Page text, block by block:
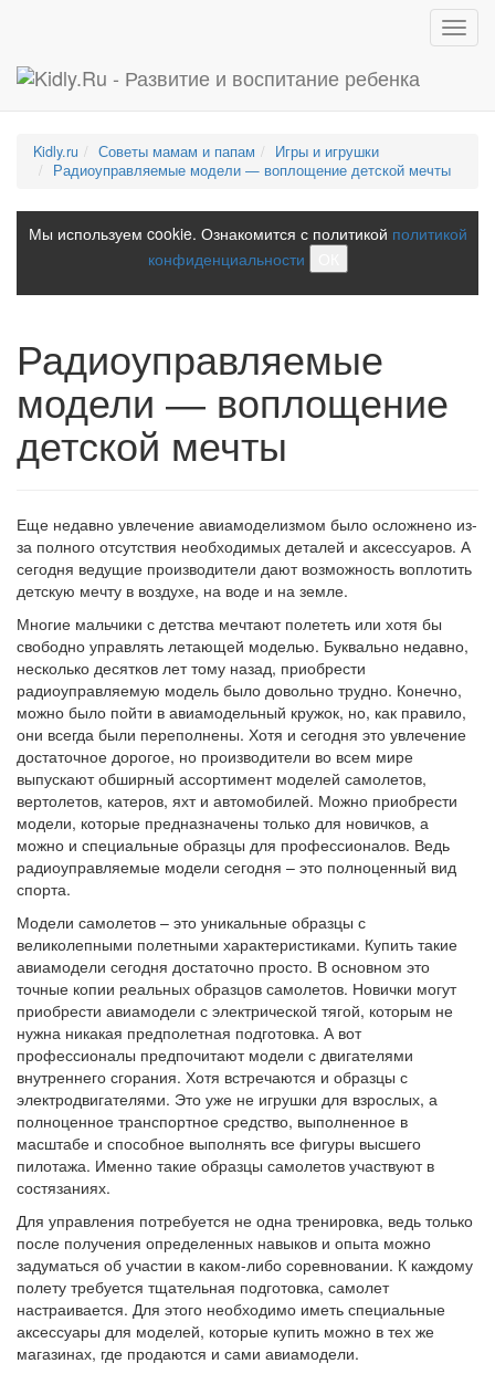
Kidly.ru Советы мамам и папам
Игры и игрушки
Радиоуправляемые модели — воплощение детской мечты
Мы используем cookie. Ознакомится с политикой политикой
конфиденциальности
Радиоуправляемые
модели — воплощение
детской мечты
Еще недавно увлечение авиамоделизмом было осложнено из-
за полного отсутствия необходимых деталей и аксессуаров. А
сегодня ведущие производители дают возможность воплотить
детскую мечту в воздухе, на воде и на земле.
Многие мальчики с детства мечтают полететь или хотя бы
свободно управлять летающей моделью. Буквально недавно,
несколько десятков лет тому назад, приобрести
радиоуправляемую модель было довольно трудно. Конечно,
можно было пойти в авиамодельный кружок, но, как правило,
они всегда были переполнены. Хотя и сегодня это увлечение
достаточное дорогое, но производители во всем мире
выпускают обширный ассортимент моделей самолетов,
вертолетов, катеров, яхт и автомобилей. Можно приобрести
модели, которые предназначены только для новичков, а
можно и специальные образцы для профессионалов. Ведь
радиоуправляемые модели сегодня – это полноценный вид
спорта.
Модели самолетов – это уникальные образцы с
великолепными полетными характеристиками. Купить такие
авиамодели сегодня достаточно просто. В основном это
точные копии реальных образцов самолетов. Новички могут
приобрести авиамодели с электрической тягой, которым не
нужна никакая предполетная подготовка. А вот
профессионалы предпочитают модели с двигателями
внутреннего сгорания. Хотя встречаются и образцы с
электродвигателями. Это уже не игрушки для взрослых, а
полноценное транспортное средство, выполненное в
масштабе и способное выполнять все фигуры высшего
пилотажа. Именно такие образцы самолетов участвуют в
состязаниях.
Для управления потребуется не одна тренировка, ведь только
после получения определенных навыков и опыта можно
задуматься об участии в каком-либо соревновании. К каждому
полету требуется тщательная подготовка, самолет
настраивается. Для этого необходимо иметь специальные
аксессуары для моделей, которые купить можно в тех же
магазинах, где продаются и сами авиамодели.